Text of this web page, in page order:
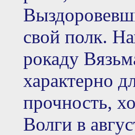
свой полк.
рокаду
характерно
прочность,
Волги в